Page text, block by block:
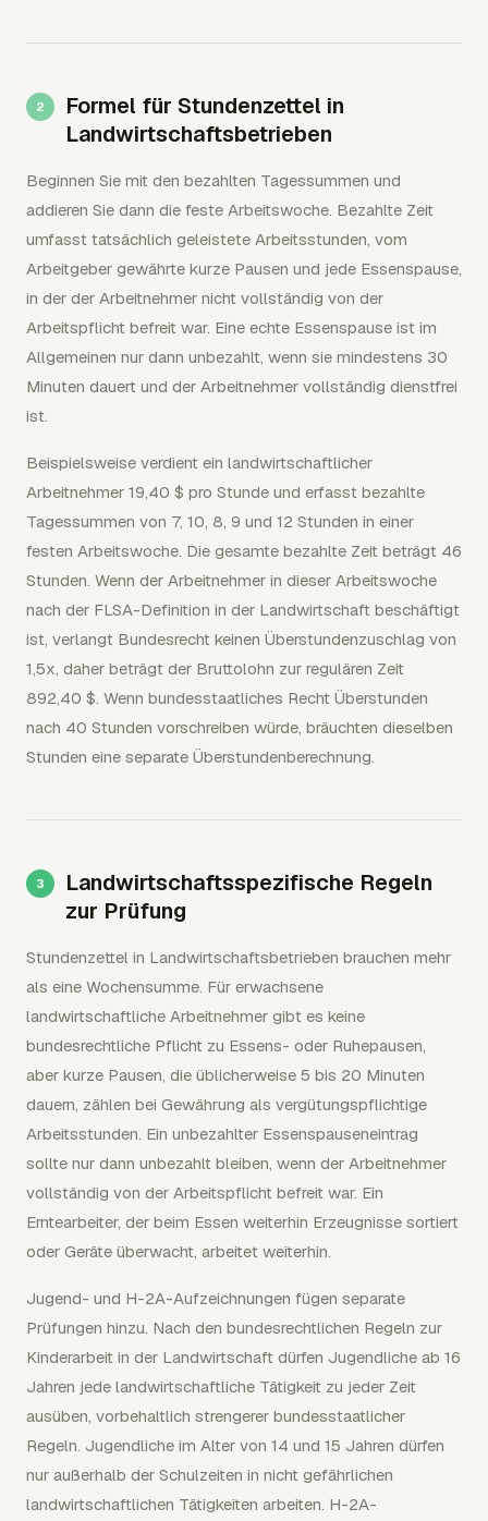
Formel für Stundenzettel in
Landwirtschaftsbetrieben
Beginnen Sie mit den bezahlten Tagessummen und
addieren Sie dann die feste Arbeitswoche. Bezahlte Zeit
umfasst tatsächlich geleistete Arbeitsstunden, vom
Arbeitgeber gewährte kurze Pausen und jede Essenspause,
in der der Arbeitnehmer nicht vollständig von der
Arbeitspflicht befreit war. Eine echte Essenspause ist im
Allgemeinen nur dann unbezahlt, wenn sie mindestens 30
Minuten dauert und der Arbeitnehmer vollständig dienstfrei
ist.
Beispielsweise verdient ein landwirtschaftlicher
Arbeitnehmer 19,40 $ pro Stunde und erfasst bezahlte
Tagessummen von 7, 10, 8, 9 und 12 Stunden in einer
festen Arbeitswoche. Die gesamte bezahlte Zeit beträgt 46
Stunden. Wenn der Arbeitnehmer in dieser Arbeitswoche
nach der FLSA-Definition in der Landwirtschaft beschäftigt
ist, verlangt Bundesrecht keinen Überstundenzuschlag von
1,5x, daher beträgt der Bruttolohn zur regulären Zeit
892,40 $. Wenn bundesstaatliches Recht Überstunden
nach 40 Stunden vorschreiben würde, bräuchten dieselben
Stunden eine separate Überstundenberechnung.
Landwirtschaftsspezifische Regeln
zur Prüfung
Stundenzettel in Landwirtschaftsbetrieben brauchen mehr
als eine Wochensumme. Für erwachsene
landwirtschaftliche Arbeitnehmer gibt es keine
bundesrechtliche Pflicht zu Essens- oder Ruhepausen,
aber kurze Pausen, die üblicherweise 5 bis 20 Minuten
dauern, zählen bei Gewährung als vergütungspflichtige
Arbeitsstunden. Ein unbezahlter Essenspauseneintrag
sollte nur dann unbezahlt bleiben, wenn der Arbeitnehmer
vollständig von der Arbeitspflicht befreit war. Ein
Erntearbeiter, der beim Essen weiterhin Erzeugnisse sortiert
oder Geräte überwacht, arbeitet weiterhin.
Jugend- und H-2A-Aufzeichnungen fügen separate
Prüfungen hinzu. Nach den bundesrechtlichen Regeln zur
Kinderarbeit in der Landwirtschaft dürfen Jugendliche ab 16
Jahren jede landwirtschaftliche Tätigkeit zu jeder Zeit
ausüben, vorbehaltlich strengerer bundesstaatlicher
Regeln. Jugendliche im Alter von 14 und 15 Jahren dürfen
nur außerhalb der Schulzeiten in nicht gefährlichen
landwirtschaftlichen Tätigkeiten arbeiten. H-2A-